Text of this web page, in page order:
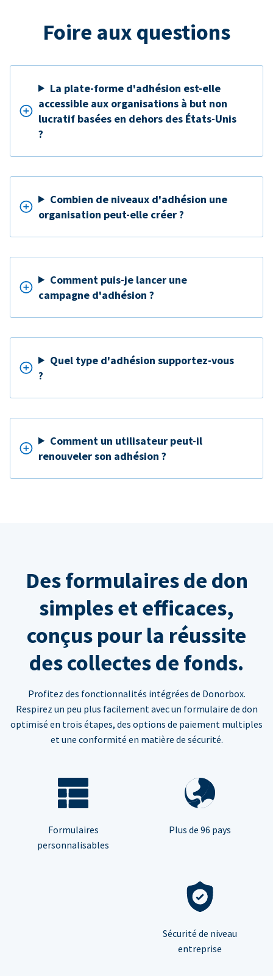
Foire aux questions
La plate-forme d'adhésion est-elle
accessible aux organisations à but non
lucratif basées en dehors des États-Unis
?
Combien de niveaux d'adhésion une
organisation peut-elle créer ?
Comment puis-je lancer une
campagne d'adhésion ?
Quel type d'adhésion supportez-vous
?
Comment un utilisateur peut-il
renouveler son adhésion ?
Des formulaires de don
simples et efficaces,
conçus pour la réussite
des collectes de fonds.
Profitez des fonctionnalités intégrées de Donorbox.
Respirez un peu plus facilement avec un formulaire de don
optimisé en trois étapes, des options de paiement multiples
et une conformité en matière de sécurité.
Formulaires
personnalisables
Plus de 96 pays
Sécurité de niveau
entreprise